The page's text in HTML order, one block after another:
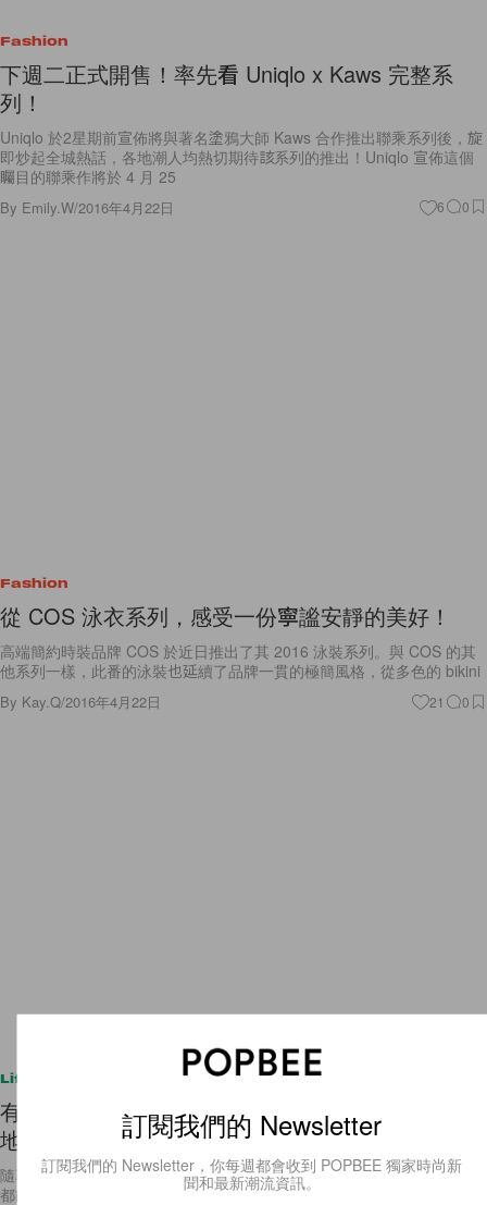
Fashion
下週二正式開售！率先看 Uniqlo x Kaws 完整系
列！
Uniqlo 於2星期前宣佈將與著名塗鴉大師 Kaws 合作推出聯乘系列後，旋
即炒起全城熱話，各地潮人均熱切期待該系列的推出！Uniqlo 宣佈這個
矚目的聯乘作將於 4 月 25
By Emily.W/2016年4月22日 6 0
Fashion
從 COS 泳衣系列，感受一份寧謐安靜的美好！
高端簡約時裝品牌 COS 於近日推出了其 2016 泳裝系列。與 COS 的其
他系列一樣，此番的泳裝也延續了品牌一貫的極簡風格，從多色的 bikini
By Kay.Q/2016年4月22日 21 0
Lifestyle
有了這個地圖 App，旅行時沒有網絡也能找到目的
地！
隨著現代科技的高度發展，便利的智能電話搭配行動網路讓我們隨時隨地
都能暢快的享受滑手機的樂趣，也因此讓喜愛旅行的旅人們省去攜帶厚重
訂閱我們的 Newsletter
訂閱我們的 Newsletter，你每週都會收到 POPBEE 獨家時尚新
聞和最新潮流資訊。